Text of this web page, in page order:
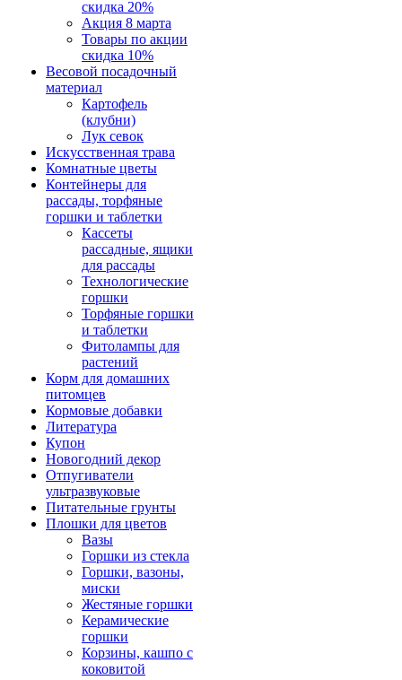
скидка 20%
Акция 8 марта
Товары по акции
скидка 10%
Весовой посадочный
материал
Картофель
(клубни)
Лук севок
Искусственная трава
Комнатные цветы
Контейнеры для
рассады, торфяные
горшки и таблетки
Кассеты
рассадные, ящики
для рассады
Технологические
горшки
Торфяные горшки
и таблетки
Фитолампы для
растений
Корм для домашних
питомцев
Кормовые добавки
Литература
Купон
Новогодний декор
Отпугиватели
ультразвуковые
Питательные грунты
Плошки для цветов
Вазы
Горшки из стекла
Горшки, вазоны,
миски
Жестяные горшки
Керамические
горшки
Корзины, кашпо с
коковитой